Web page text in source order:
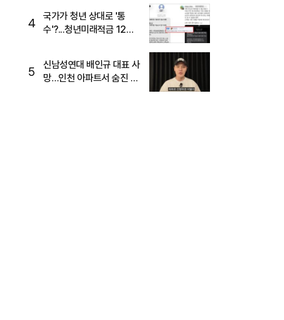
4
국가가 청년 상대로 '통
수'?...청년미래적금 12%
5
신남성연대 배인규 대표 사
망…인천 아파트서 숨진 채